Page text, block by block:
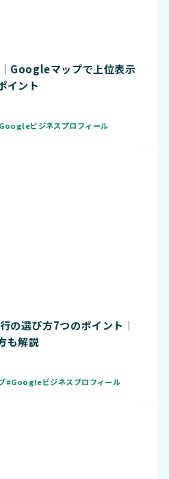
Googleマップで上位表示
イント
ビジネスプロフィール
の選び方7つのポイント｜
も解説
#Googleビジネスプロフィール